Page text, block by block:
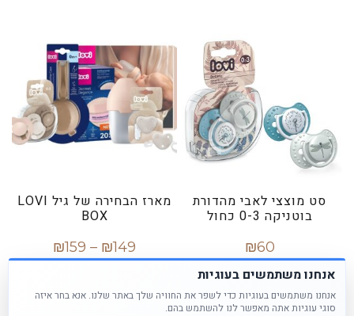
סט מוצצי לאבי מהדורת
בוטניקה 0-3 כחול
₪60
הוספה לסל
מארז הבחירה של גיל LOVI
BOX
₪149
–
₪159
אנחנו משתמשים בעוגיות
אנחנו משתמשים בעוגיות כדי לשפר את החוויה שלך באתר שלנו. אנא בחר איזה
סוגי עוגיות אתה מאפשר לנו להשתמש בהם.